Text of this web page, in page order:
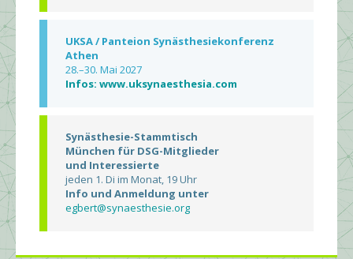
UKSA / Panteion Synästhesiekonferenz
Athen
28.–30. Mai 2027
Infos: www.uksynaesthesia.com
Synästhesie-Stammtisch
München für DSG-Mitglieder
und Interessierte
jeden 1. Di im Monat, 19 Uhr
Info und Anmeldung unter
egbert@synaesthesie.org